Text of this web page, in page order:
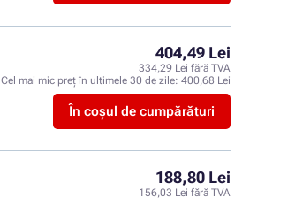
404,49 Lei
334,29 Lei fără TVA
Cel mai mic preț în ultimele 30 de zile: 400,68 Lei
În coșul de cumpărături
188,80 Lei
156,03 Lei fără TVA